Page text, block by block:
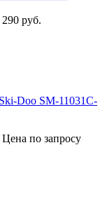
290 руб.
Цена по запросу